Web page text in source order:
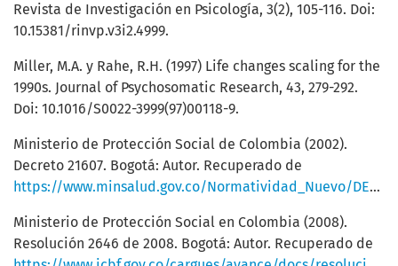
Revista de Investigación en Psicología, 3(2), 105-116. Doi:
10.15381/rinvp.v3i2.4999.
Miller, M.A. y Rahe, R.H. (1997) Life changes scaling for the
1990s. Journal of Psychosomatic Research, 43, 279-292.
Doi: 10.1016/S0022-3999(97)00118-9.
Ministerio de Protección Social de Colombia (2002).
Decreto 21607. Bogotá: Autor. Recuperado de
https://www.minsalud.gov.co/Normatividad_Nuevo/DECRETO%201607%20DE%202002.pdf
Ministerio de Protección Social en Colombia (2008).
Resolución 2646 de 2008. Bogotá: Autor. Recuperado de